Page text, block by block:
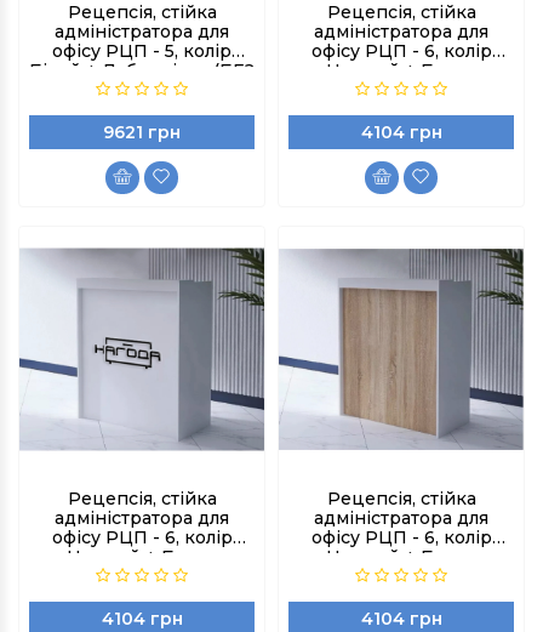
Рецепсія, стійка
адміністратора для
офісу РЦП - 5, колір
Білий + Дуб артізан (БЕЗ
ПІДСВІТКИ)
9621 грн
Рецепсія, стійка
адміністратора для
офісу РЦП - 6, колір
Чорний + Бетон
індастріал
4104 грн
Рецепсія, стійка
адміністратора для
офісу РЦП - 6, колір
Чорний + Бетон
індастріал
4104 грн
Рецепсія, стійка
адміністратора для
офісу РЦП - 6, колір
Чорний + Бетон
індастріал
4104 грн